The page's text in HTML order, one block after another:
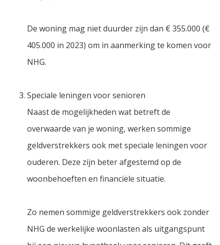
De woning mag niet duurder zijn dan € 355.000 (€
405.000 in 2023) om in aanmerking te komen voor
NHG.
Speciale leningen voor senioren
Naast de mogelijkheden wat betreft de
overwaarde van je woning, werken sommige
geldverstrekkers ook met speciale leningen voor
ouderen. Deze zijn beter afgestemd op de
woonbehoeften en financiële situatie.
Zo nemen sommige geldverstrekkers ook zonder
NHG de werkelijke woonlasten als uitgangspunt